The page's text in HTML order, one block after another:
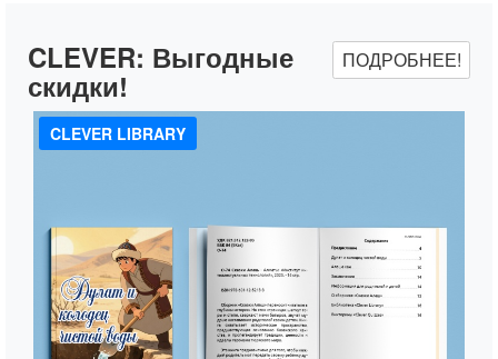
CLEVER: Выгодные
скидки!
ПОДРОБНЕЕ!
CLEVER LIBRARY